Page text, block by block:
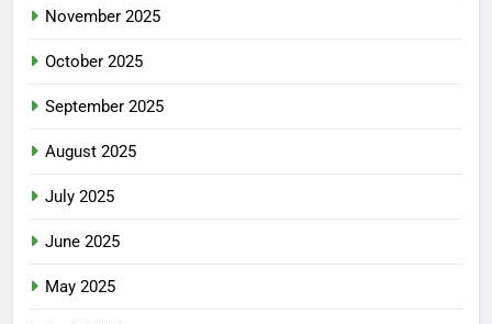
November 2025
October 2025
September 2025
August 2025
July 2025
June 2025
May 2025